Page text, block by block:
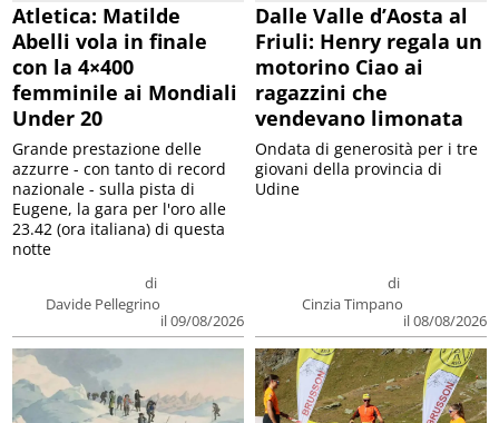
Atletica: Matilde
Abelli vola in finale
con la 4×400
femminile ai Mondiali
Under 20
di
Davide Pellegrino
il 09/08/2026
Grande prestazione delle
azzurre - con tanto di record
nazionale - sulla pista di
Eugene, la gara per l'oro alle
23.42 (ora italiana) di questa
notte
Dalle Valle d’Aosta al
Friuli: Henry regala un
motorino Ciao ai
ragazzini che
vendevano limonata
di
Cinzia Timpano
il 08/08/2026
Ondata di generosità per i tre
giovani della provincia di
Udine